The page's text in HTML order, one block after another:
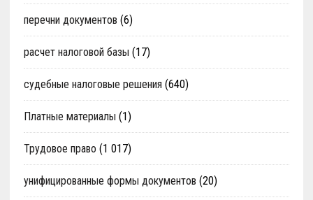
перечни документов (6)
расчет налоговой базы (17)
судебные налоговые решения (640)
Платные материалы (1)
Трудовое право (1 017)
унифицированные формы документов (20)